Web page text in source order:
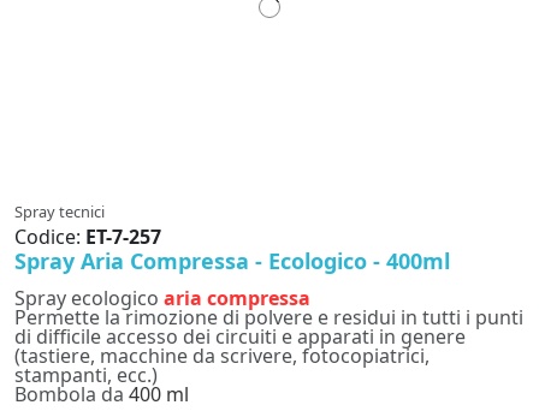
Spray tecnici
Codice: ET-7-257
Spray Aria Compressa - Ecologico - 400ml
Spray ecologico aria compressa
Permette la rimozione di polvere e residui in tutti i punti
di difficile accesso dei circuiti e apparati in genere
(tastiere, macchine da scrivere, fotocopiatrici,
stampanti, ecc.)
Bombola da 400 ml